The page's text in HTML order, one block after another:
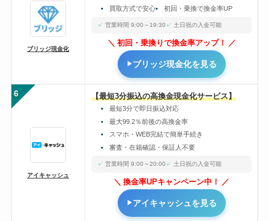
ブリッジ現金化
買取方式で安心
初回・乗換で換金率UP
営業時間 9:00～19:30 土日祝の入金可能
初回・乗換りで換金率アップ！
ブリッジ現金化を見る
6
アイキャッシュ
【最短3分振込の高換金現金化サービス】
最短3分で即日振込対応
最大99.2％前後の高換金率
スマホ・WEB完結で簡単手続き
審査・在籍確認・保証人不要
営業時間 9:00～20:00 土日祝の入金可能
換金率UPキャンペーン中！
アイキャッシュを見る